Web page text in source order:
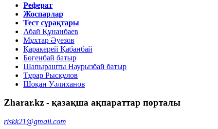
Реферат
Жоспарлар
Тест сұрақтары
Абай Құнанбаев
Мұхтар Әуезов
Қаракерей Қабанбай
Бөгенбай батыр
Шапырашты Наурызбай батыр
Тұрар Рысқұлов
Шоқан Уәлиханов
Zharar.kz - қазақша ақпараттар порталы
riskk21@gmail.com